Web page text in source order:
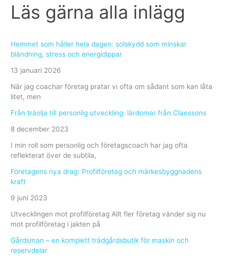
bländning,
stress
Läs gärna alla inlägg
Hemmet som håller hela dagen: solskydd som minskar
bländning, stress och energidippar
13 januari 2026
När jag coachar företag pratar vi ofta om sådant som kan låta
litet, men
Från träolja till personlig utveckling: lärdomar från Claessons
8 december 2023
I min roll som personlig och företagscoach har jag ofta
reflekterat över de subtila,
Företagens nya drag: Profilföretag och märkesbyggnadens
kraft
9 juni 2023
Utvecklingen mot profilföretag Allt fler företag vänder sig nu
mot profilföretag i jakten på
Gårdsman – en komplett trädgårdsbutik för maskin och
reservdelar